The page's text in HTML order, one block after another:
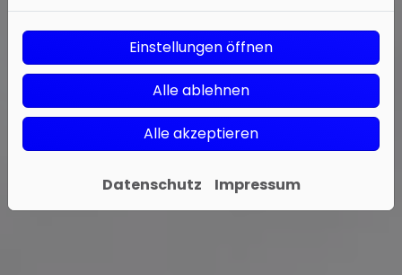
Einstellungen öffnen
Alle ablehnen
Alle akzeptieren
Datenschutz Impressum